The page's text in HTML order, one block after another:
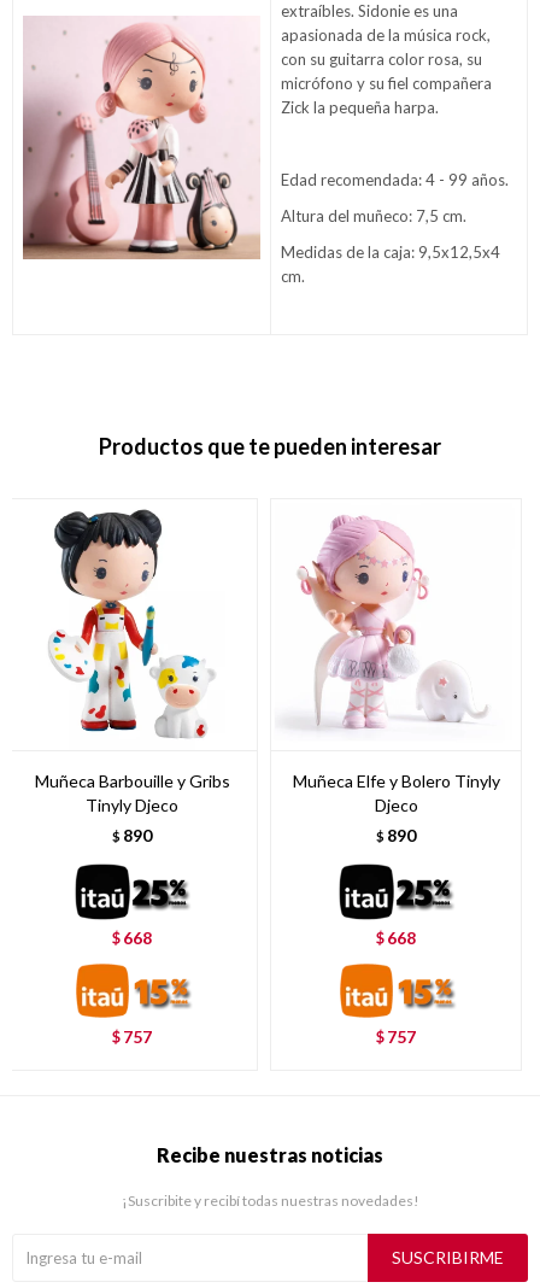
extraíbles. Sidonie es una
apasionada de la música rock,
con su guitarra color rosa, su
micrófono y su fiel compañera
Zick la pequeña harpa.
Edad recomendada: 4 - 99 años.
Altura del muñeco: 7,5 cm.
Medidas de la caja: 9,5x12,5x4
cm.
Productos que te pueden interesar
Muñeca Barbouille y Gribs
Tinyly Djeco
$ 890
$ 668
$ 757
Muñeca Elfe y Bolero Tinyly
Djeco
$ 890
$ 668
$ 757
Recibe nuestras noticias
¡Suscribite y recibí todas nuestras novedades!
SUSCRIBIRME